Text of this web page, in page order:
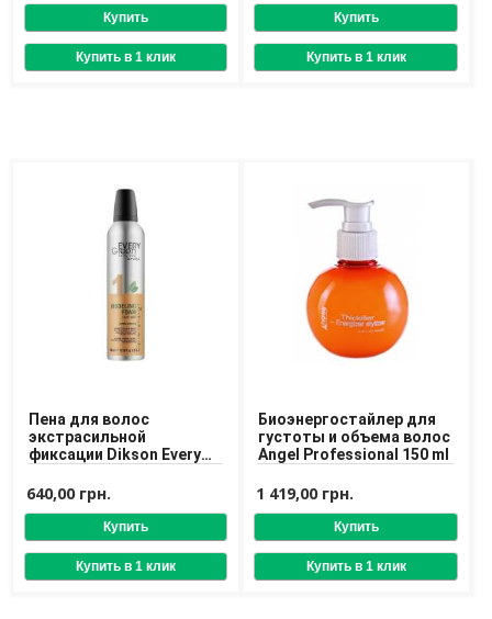
Пена для волос
экстрасильной
фиксации Dikson Every
Foam for Hair Extra
Strong
640,00 грн.
Биоэнергостайлер для
густоты и объема волос
Angel Professional 150 ml
1 419,00 грн.